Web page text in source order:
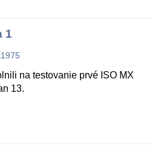
1
na testovanie prvé ISO MX
13.